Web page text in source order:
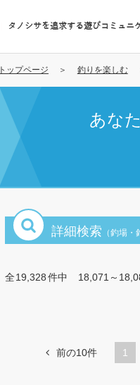
タノシサを追求する遊びコミュニ
トップページ 釣りを楽しむ
あな
詳細検索 （釣場
全19,328件中 18,071～
前の10件 1